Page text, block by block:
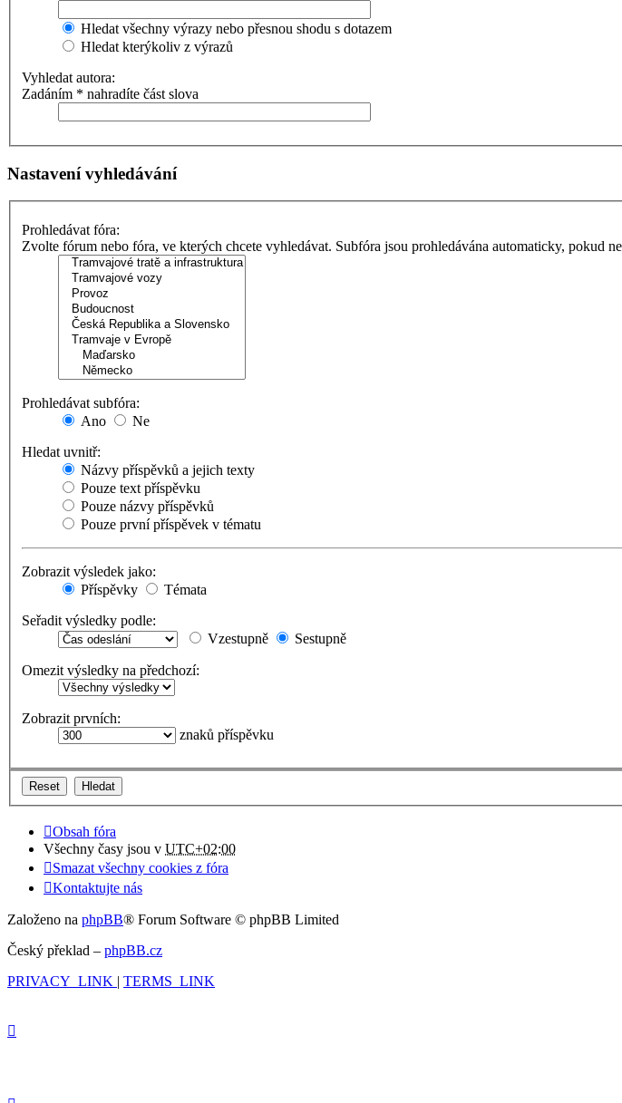
Hledat všechny výrazy nebo přesnou shodu s dotazem
Hledat kterýkoliv z výrazů
Vyhledat autora:
Zadáním * nahradíte část slova
Nastavení vyhledávání
Prohledávat fóra:
Zvolte fórum nebo fóra, ve kterých chcete vyhledávat. Subfóra jsou prohledávána automaticky, pokud
Prohledávat subfóra:
Ano
Ne
Hledat uvnitř:
Názvy příspěvků a jejich texty
Pouze text příspěvku
Pouze názvy příspěvků
Pouze první příspěvek v tématu
Zobrazit výsledek jako:
Příspěvky
Témata
Seřadit výsledky podle:
Vzestupně
Sestupně
Omezit výsledky na předchozí:
Zobrazit prvních:
znaků příspěvku
Obsah fóra
Všechny časy jsou v UTC+02:00
Smazat všechny cookies z fóra
Kontaktujte nás
Založeno na phpBB® Forum Software © phpBB Limited
Český překlad – phpBB.cz
PRIVACY_LINK | TERMS_LINK